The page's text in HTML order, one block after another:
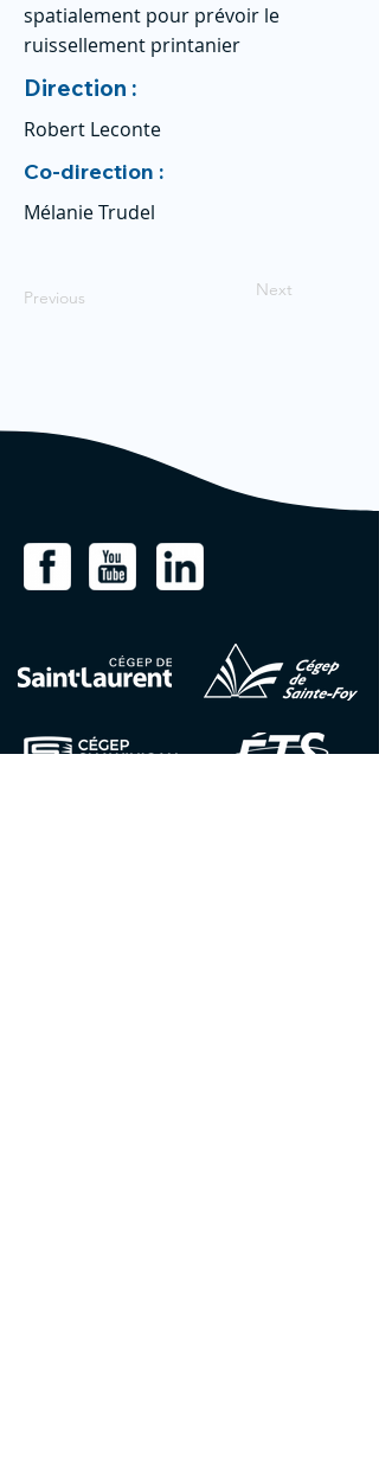
spatialement pour prévoir le
ruissellement printanier
Direction :
Robert Leconte
Co-direction :
Mélanie Trudel
Previous Next